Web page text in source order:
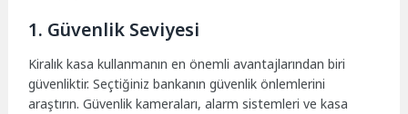
1. Güvenlik Seviyesi
Kiralık kasa kullanmanın en önemli avantajlarından biri
güvenliktir. Seçtiğiniz bankanın güvenlik önlemlerini
araştırın. Güvenlik kameraları, alarm sistemleri ve kasa